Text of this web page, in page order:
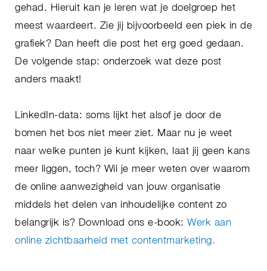
gehad. Hieruit kan je leren wat je doelgroep het
meest waardeert. Zie jij bijvoorbeeld een piek in de
grafiek? Dan heeft die post het erg goed gedaan.
De volgende stap: onderzoek wat deze post
anders maakt!
LinkedIn-data: soms lijkt het alsof je door de
bomen het bos niet meer ziet. Maar nu je weet
naar welke punten je kunt kijken, laat jij geen kans
meer liggen, toch? Wil je meer weten over waarom
de online aanwezigheid van jouw organisatie
middels het delen van inhoudelijke content zo
belangrijk is? Download ons e-book: Werk aan
online zichtbaarheid met contentmarketing.